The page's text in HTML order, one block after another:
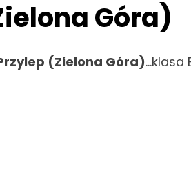
Góra)
(Zielona Góra)…klasa